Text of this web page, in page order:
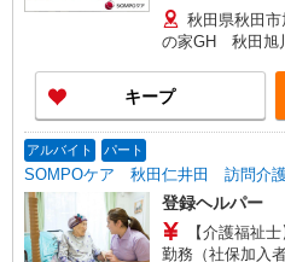
夜間（〜8:00、
祝日：時給1,890円〜 【実務者研修・
（ヘルパー1級・2級）】 時給
以上勤務（社保
早朝夜間（〜
日曜祝日：時給1,810円〜 ◎身
秋田県秋田
の家GH 秋田旭
キープ
アルバイト パート
SOMPOケア 秋田仁井田 訪問介
登録ヘルパー
【介護福祉士】 時給1,590円 ◎週20時
勤務（社保加入者